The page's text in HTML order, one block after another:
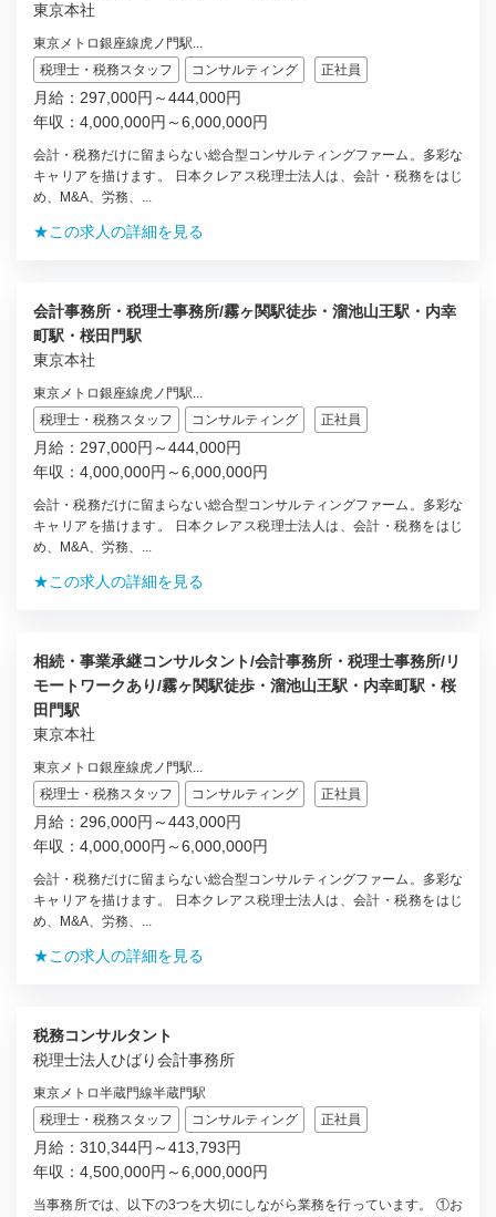
東京本社
東京メトロ銀座線虎ノ門駅...
税理士・税務スタッフ
コンサルティング 正社員
月給：297,000円～444,000円
年収：4,000,000円～6,000,000円
会計・税務だけに留まらない総合型コンサルティングファーム。多彩な
キャリアを描けます。 日本クレアス税理士法人は、会計・税務をはじ
め、M&A、労務、...
★この求人の詳細を見る
会計事務所・税理士事務所/霧ヶ関駅徒歩・溜池山王駅・内幸
町駅・桜田門駅
東京本社
東京メトロ銀座線虎ノ門駅...
税理士・税務スタッフ
コンサルティング 正社員
月給：297,000円～444,000円
年収：4,000,000円～6,000,000円
会計・税務だけに留まらない総合型コンサルティングファーム。多彩な
キャリアを描けます。 日本クレアス税理士法人は、会計・税務をはじ
め、M&A、労務、...
★この求人の詳細を見る
相続・事業承継コンサルタント/会計事務所・税理士事務所/リ
モートワークあり/霧ヶ関駅徒歩・溜池山王駅・内幸町駅・桜
田門駅
東京本社
東京メトロ銀座線虎ノ門駅...
税理士・税務スタッフ
コンサルティング 正社員
月給：296,000円～443,000円
年収：4,000,000円～6,000,000円
会計・税務だけに留まらない総合型コンサルティングファーム。多彩な
キャリアを描けます。 日本クレアス税理士法人は、会計・税務をはじ
め、M&A、労務、...
★この求人の詳細を見る
税務コンサルタント
税理士法人ひばり会計事務所
東京メトロ半蔵門線半蔵門駅
税理士・税務スタッフ
コンサルティング 正社員
月給：310,344円～413,793円
年収：4,500,000円～6,000,000円
当事務所では、以下の3つを大切にしながら業務を行っています。 ①お